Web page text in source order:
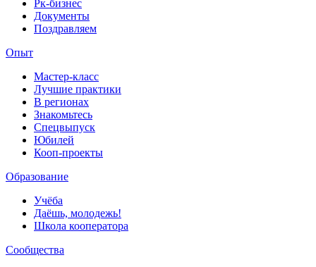
Рк-бизнес
Документы
Поздравляем
Опыт
Мастер-класс
Лучшие практики
В регионах
Знакомьтесь
Спецвыпуск
Юбилей
Кооп-проекты
Образование
Учёба
Даёшь, молодежь!
Школа кооператора
Сообщества